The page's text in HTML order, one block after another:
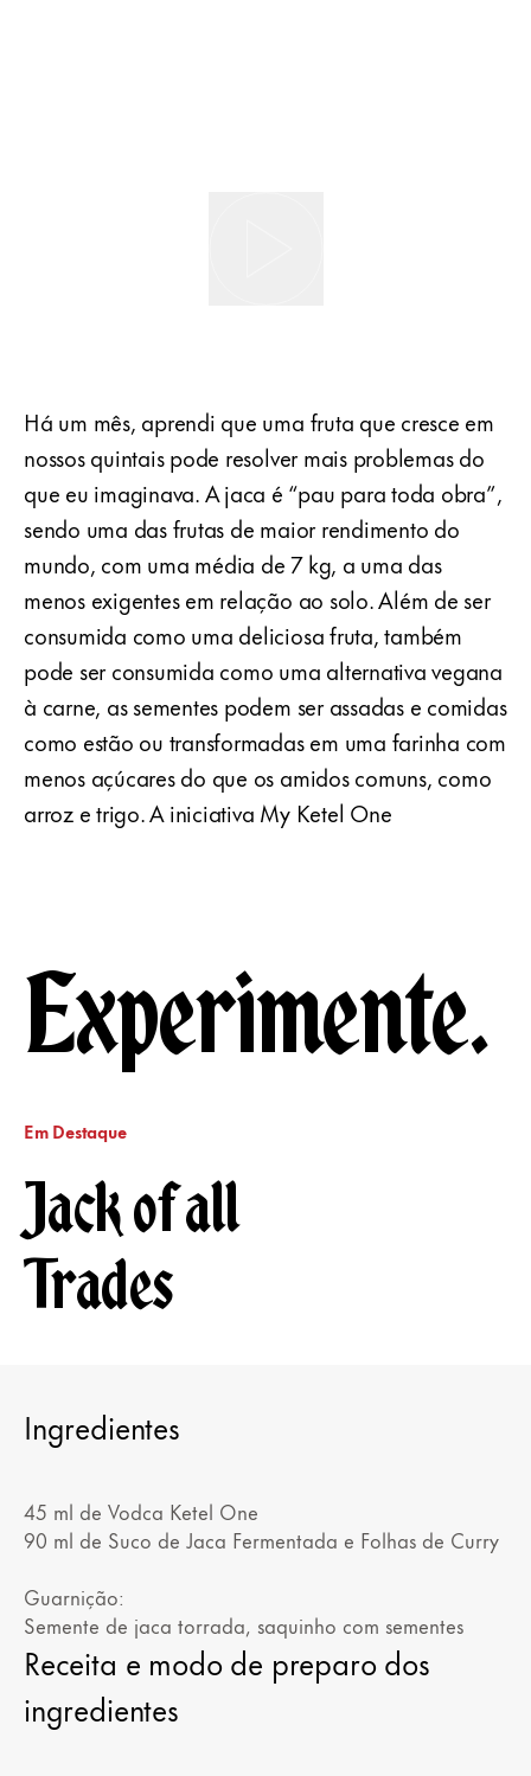
Há um mês, aprendi que uma fruta que cresce em
nossos quintais pode resolver mais problemas do
que eu imaginava. A jaca é “pau para toda obra”,
sendo uma das frutas de maior rendimento do
mundo, com uma média de 7 kg, a uma das
menos exigentes em relação ao solo. Além de ser
consumida como uma deliciosa fruta, também
pode ser consumida como uma alternativa vegana
à carne, as sementes podem ser assadas e comidas
como estão ou transformadas em uma farinha com
menos açúcares do que os amidos comuns, como
arroz e trigo. A iniciativa My Ketel One
Experimente.
Em Destaque
Jack of all
Trades
Ingredientes
45 ml de Vodca Ketel One
90 ml de Suco de Jaca Fermentada e Folhas de Curry
Guarnição:
Semente de jaca torrada, saquinho com sementes
Receita e modo de preparo dos
ingredientes